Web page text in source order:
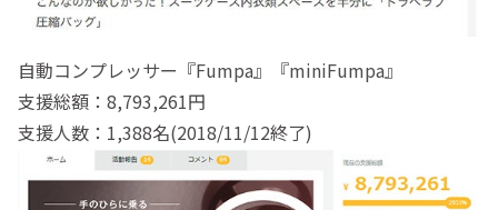
自動コンプレッサー『Fumpa』『miniFumpa』
支援総額：8,793,261円
支援人数：1,388名(2018/11/12終了)